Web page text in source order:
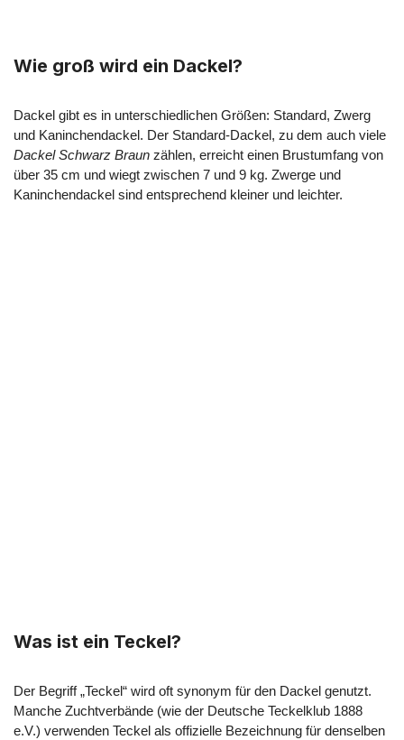
Wie groß wird ein Dackel?
Dackel gibt es in unterschiedlichen Größen: Standard, Zwerg
und Kaninchendackel. Der Standard-Dackel, zu dem auch viele
Dackel Schwarz Braun zählen, erreicht einen Brustumfang von
über 35 cm und wiegt zwischen 7 und 9 kg. Zwerge und
Kaninchendackel sind entsprechend kleiner und leichter.
Was ist ein Teckel?
Der Begriff „Teckel“ wird oft synonym für den Dackel genutzt.
Manche Zuchtverbände (wie der Deutsche Teckelklub 1888
e.V.) verwenden Teckel als offizielle Bezeichnung für denselben